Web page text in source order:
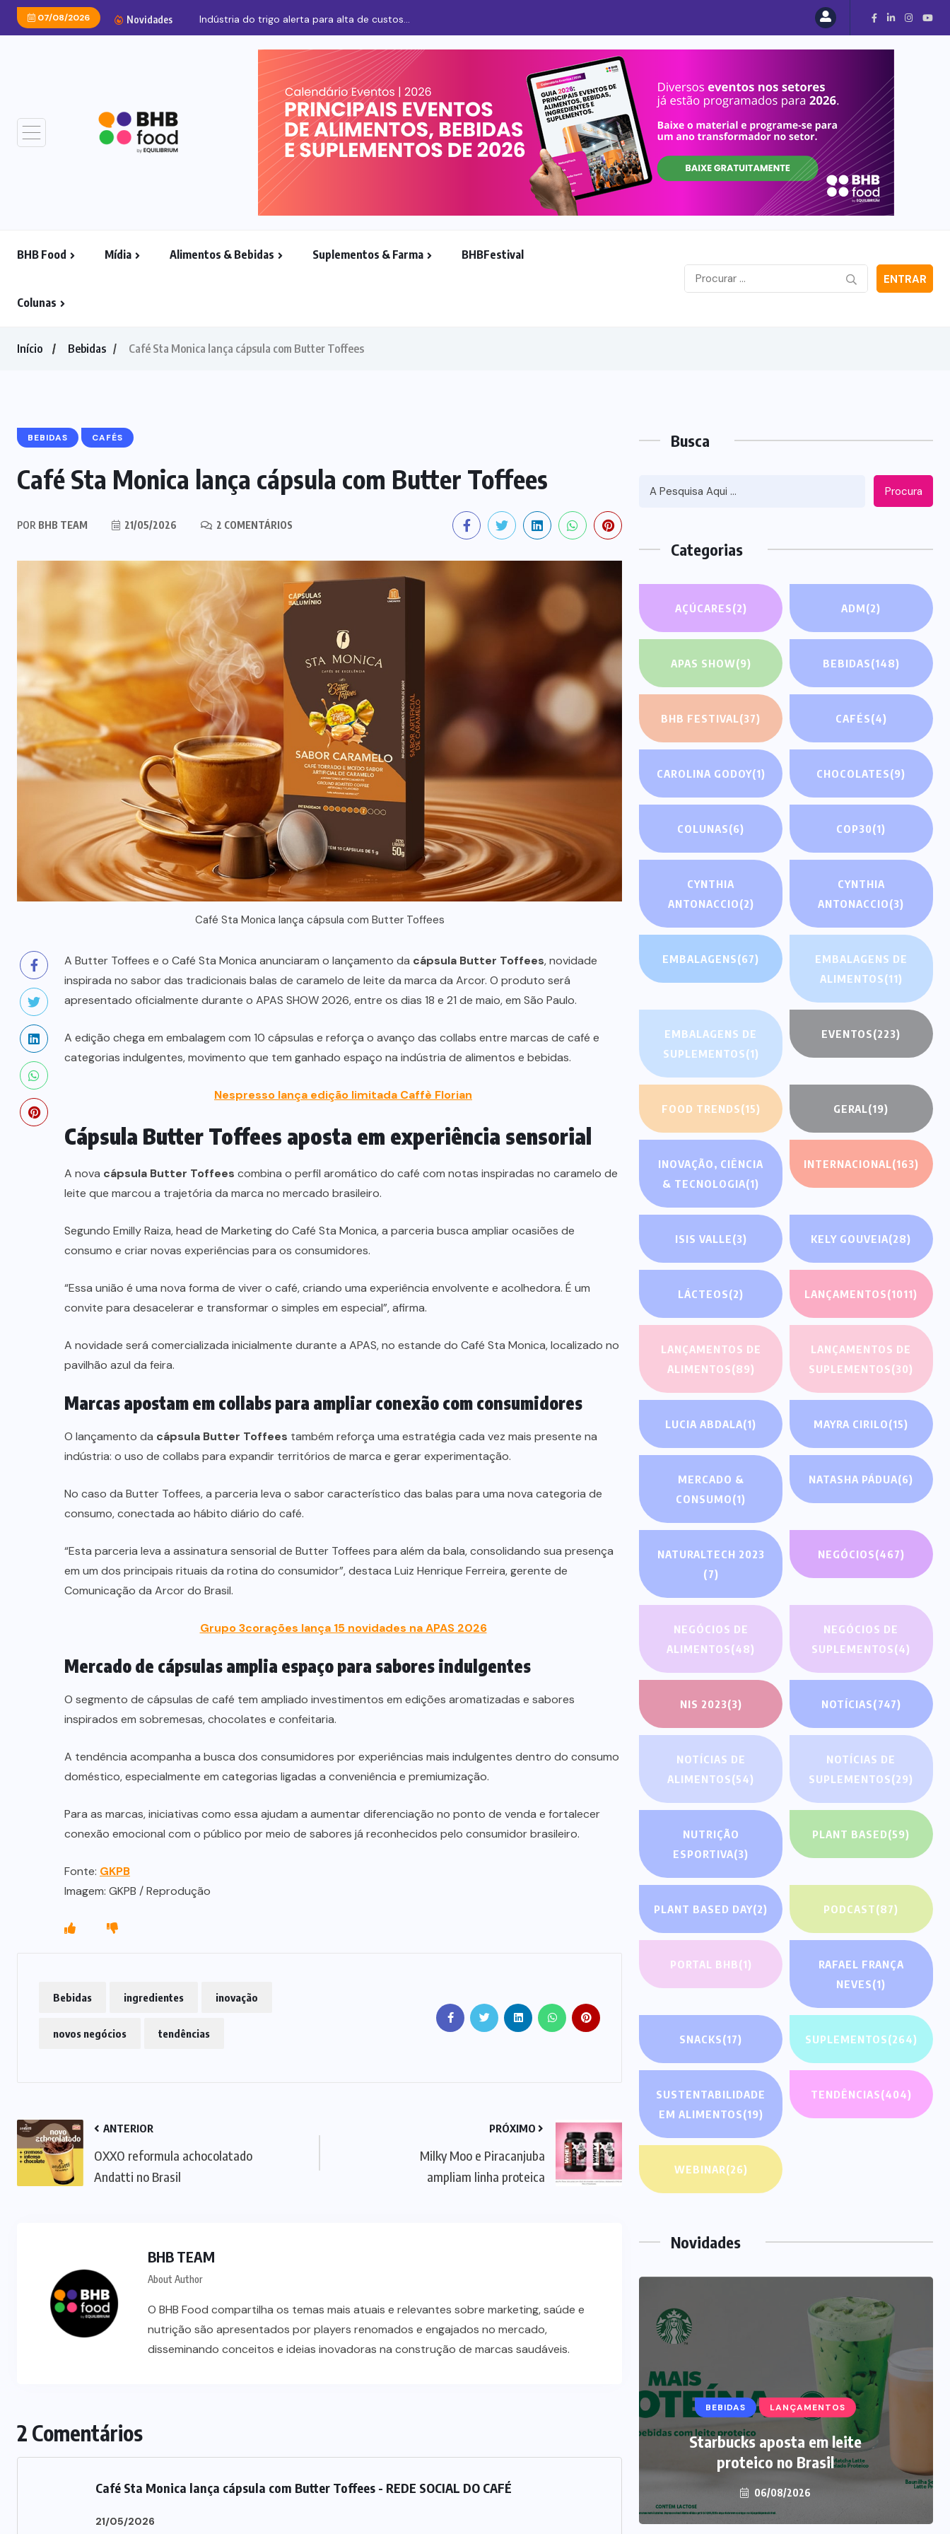
07/08/2026 Novidades Indústria do trigo alerta para alta de custos...
BHB Food Mídia Alimentos & Bebidas Suplementos & Farma BHBFestival
Colunas
ENTRAR
Início Bebidas Café Sta Monica lança cápsula com Butter Toffees
BEBIDAS CAFÉS
Café Sta Monica lança cápsula com Butter Toffees
POR BHB TEAM 21/05/2026 2 COMENTÁRIOS
Café Sta Monica lança cápsula com Butter Toffees
A Butter Toffees e o Café Sta Monica anunciaram o lançamento da cápsula Butter Toffees, novidade
inspirada no sabor das tradicionais balas de caramelo de leite da marca da Arcor. O produto será
apresentado oficialmente durante o APAS SHOW 2026, entre os dias 18 e 21 de maio, em São Paulo.
A edição chega em embalagem com 10 cápsulas e reforça o avanço das collabs entre marcas de café e
categorias indulgentes, movimento que tem ganhado espaço na indústria de alimentos e bebidas.
Nespresso lança edição limitada Caffè Florian
Cápsula Butter Toffees aposta em experiência sensorial
A nova cápsula Butter Toffees combina o perfil aromático do café com notas inspiradas no caramelo de
leite que marcou a trajetória da marca no mercado brasileiro.
Segundo Emilly Raiza, head de Marketing do Café Sta Monica, a parceria busca ampliar ocasiões de
consumo e criar novas experiências para os consumidores.
“Essa união é uma nova forma de viver o café, criando uma experiência envolvente e acolhedora. É um
convite para desacelerar e transformar o simples em especial”, afirma.
A novidade será comercializada inicialmente durante a APAS, no estande do Café Sta Monica, localizado no
pavilhão azul da feira.
Marcas apostam em collabs para ampliar conexão com consumidores
O lançamento da cápsula Butter Toffees também reforça uma estratégia cada vez mais presente na
indústria: o uso de collabs para expandir territórios de marca e gerar experimentação.
No caso da Butter Toffees, a parceria leva o sabor característico das balas para uma nova categoria de
consumo, conectada ao hábito diário do café.
“Esta parceria leva a assinatura sensorial de Butter Toffees para além da bala, consolidando sua presença
em um dos principais rituais da rotina do consumidor”, destaca Luiz Henrique Ferreira, gerente de
Comunicação da Arcor do Brasil.
Grupo 3corações lança 15 novidades na APAS 2026
Mercado de cápsulas amplia espaço para sabores indulgentes
O segmento de cápsulas de café tem ampliado investimentos em edições aromatizadas e sabores
inspirados em sobremesas, chocolates e confeitaria.
A tendência acompanha a busca dos consumidores por experiências mais indulgentes dentro do consumo
doméstico, especialmente em categorias ligadas a conveniência e premiumização.
Para as marcas, iniciativas como essa ajudam a aumentar diferenciação no ponto de venda e fortalecer
conexão emocional com o público por meio de sabores já reconhecidos pelo consumidor brasileiro.
Fonte: GKPB
Imagem: GKPB / Reprodução
Bebidas ingredientes inovação
novos negócios tendências
ANTERIOR
OXXO reformula achocolatado
Andatti no Brasil
PRÓXIMO
Milky Moo e Piracanjuba
ampliam linha proteica
BHB TEAM
About Author
O BHB Food compartilha os temas mais atuais e relevantes sobre marketing, saúde e
nutrição são apresentados por players renomados e engajados no mercado,
disseminando conceitos e ideias inovadoras na construção de marcas saudáveis.
2 Comentários
Café Sta Monica lança cápsula com Butter Toffees - REDE SOCIAL DO CAFÉ
21/05/2026
Busca
Procura
Categorias
AÇÚCARES(2) ADM(2)
APAS SHOW(9) BEBIDAS(148)
BHB FESTIVAL(37) CAFÉS(4)
CAROLINA GODOY(1) CHOCOLATES(9)
COLUNAS(6) COP30(1)
CYNTHIA
ANTONACCIO(2)
CYNTHIA
ANTONACCIO(3)
EMBALAGENS(67)
EMBALAGENS DE
ALIMENTOS(11)
EMBALAGENS DE
SUPLEMENTOS(1)
EVENTOS(223)
FOOD TRENDS(15) GERAL(19)
INOVAÇÃO, CIÊNCIA
& TECNOLOGIA(1)
INTERNACIONAL(163)
ISIS VALLE(3) KELY GOUVEIA(28)
LÁCTEOS(2) LANÇAMENTOS(1011)
LANÇAMENTOS DE
ALIMENTOS(89)
LANÇAMENTOS DE
SUPLEMENTOS(30)
LUCIA ABDALA(1) MAYRA CIRILO(15)
MERCADO &
CONSUMO(1)
NATASHA PÁDUA(6)
NATURALTECH 2023
(7)
NEGÓCIOS(467)
NEGÓCIOS DE
ALIMENTOS(48)
NEGÓCIOS DE
SUPLEMENTOS(4)
NIS 2023(3) NOTÍCIAS(747)
NOTÍCIAS DE
ALIMENTOS(54)
NOTÍCIAS DE
SUPLEMENTOS(29)
NUTRIÇÃO
ESPORTIVA(3)
PLANT BASED(59)
PLANT BASED DAY(2) PODCAST(87)
PORTAL BHB(1)
RAFAEL FRANÇA
NEVES(1)
SNACKS(17) SUPLEMENTOS(264)
SUSTENTABILIDADE
EM ALIMENTOS(19)
TENDÊNCIAS(404)
WEBINAR(26)
Novidades
Carnes embaladas a vácuo
avançam no varejo brasileiro
06/08/2026
BEBIDAS LANÇAMENTOS
Starbucks aposta em leite
proteico no Brasil
06/08/2026
NEGÓCIOS
Carnes embaladas a vácuo
avançam no varejo brasileiro
06/08/2026